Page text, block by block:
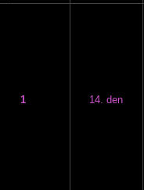
1 14. den